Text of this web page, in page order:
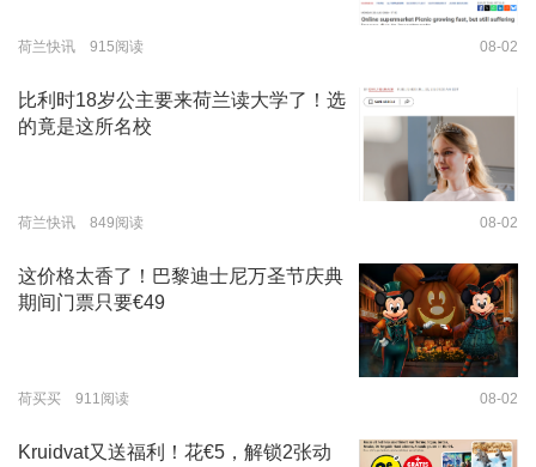
荷兰快讯 915阅读 08-02
比利时18岁公主要来荷兰读大学了！选
的竟是这所名校
荷兰快讯 849阅读 08-02
这价格太香了！巴黎迪士尼万圣节庆典
期间门票只要€49
荷买买 911阅读 08-02
Kruidvat又送福利！花€5，解锁2张动